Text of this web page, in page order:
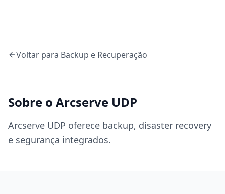
Voltar para Backup e Recuperação
Sobre o Arcserve UDP
Arcserve UDP oferece backup, disaster recovery
e segurança integrados.